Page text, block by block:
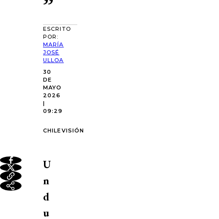
ESCRITO
POR:
MARÍA
JOSÉ
ULLOA
30
DE
MAYO
2026
|
09:29
CHILEVISIÓN
U
n
d
u